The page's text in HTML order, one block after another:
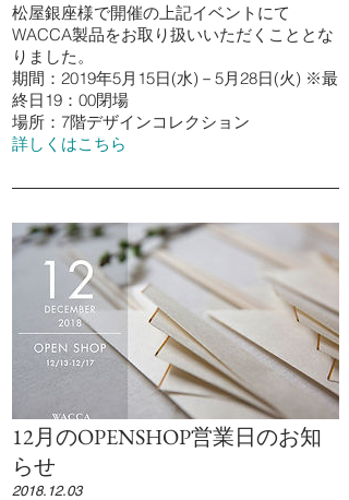
松屋銀座様で開催の上記イベントにて
WACCA製品をお取り扱いいただくこととな
りました。
期間：2019年5月15日(水)－5月28日(火) ※最
終日19：00閉場
場所：7階デザインコレクション
詳しくはこちら
12月のOPENSHOP営業日のお知
らせ
2018.12.03